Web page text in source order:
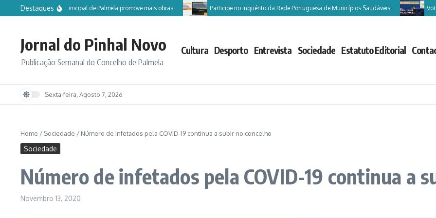
Ir para o conteúdo
Destaques
Câmara Municipal de Palmela promove mais obras Participe no inquérito da Rede Portuguesa de Municípios Saudáveis Vote
Jornal do Pinhal Novo
Publicação Semanal do Concelho de Palmela
Cultura Desporto Entrevista Sociedade Estatuto Editorial
Sexta-feira, Agosto 7, 2026
Home / Sociedade / Número de infetados pela COVID-19 continua a subir no concelho
Sociedade
Número de infetados pela COVID-19 continua a
Novembro 13, 2020